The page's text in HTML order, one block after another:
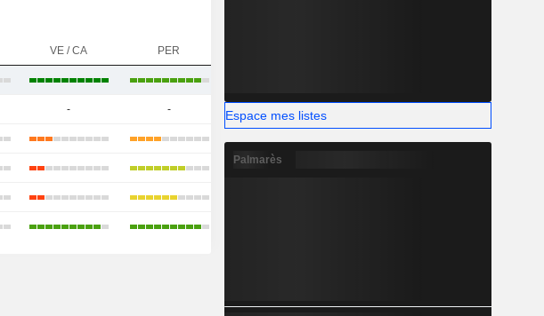
VE / CA PER
- - Espace mes listes
Palmarès